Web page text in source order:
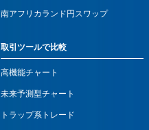
南アフリカランド円スワップ
取引ツールで比較
高機能チャート
未来予測型チャート
トラップ系トレード